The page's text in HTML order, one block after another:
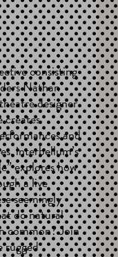
consisting
Nathan
designer
creates
and
interbellum’s
explores how
a live
seemingly
do natural
common? Join
rugged